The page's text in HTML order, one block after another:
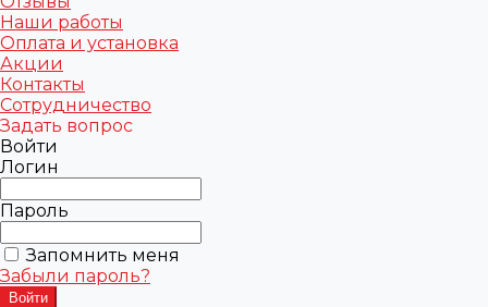
Наши работы
Оплата и установка
Акции
Контакты
Сотрудничество
Задать вопрос
Войти
Логин
Пароль
Запомнить меня
Забыли пароль?